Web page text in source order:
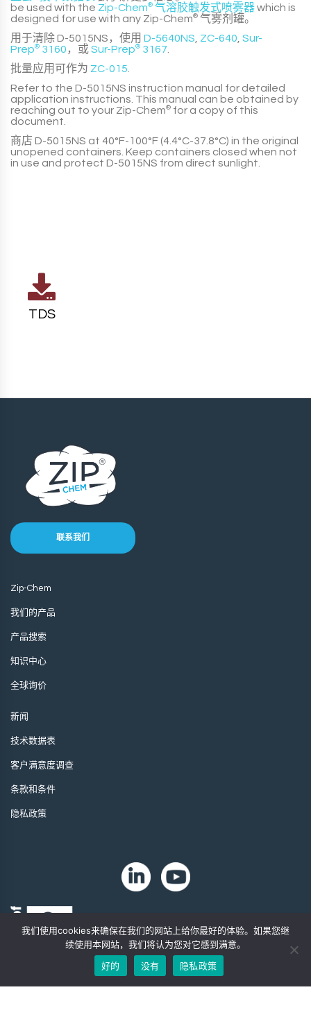
be used with the Zip-Chem® 气溶胶触发式喷雾器which is
designed for use with any Zip-Chem® 气雾剂罐。
用于清除D-5015NS ，使用 D-5640NS ZC-640 Sur-
Prep® 3160 ，或Sur-Prep® 3167
批量应用可作为 ZC-015
Refer to the D-5015NS instruction manual for detailed
application instructions. This manual can be obtained by
reaching out to your Zip-Chem® for a copy of this
document.
商店 D-5015NS at 40°F-100°F (4.4°C-37.8°C) in the original
unopened containers. Keep containers closed when not
in use and protect D-5015NS from direct sunlight.
TDS
联系我们
Zip-Chem
我们的产品
产品搜索
知识中心
全球询价
新闻
技术数据表
客户满意度调查
条款和条件
隐私政策
版权 2024 年。Zip-Chem® 产品。
我们使用cookies来确保在我们的网站上给你最好的体验。如果您继
续使用本网站，我们将认为您对它感到满意。
好的
没有 隐私政策